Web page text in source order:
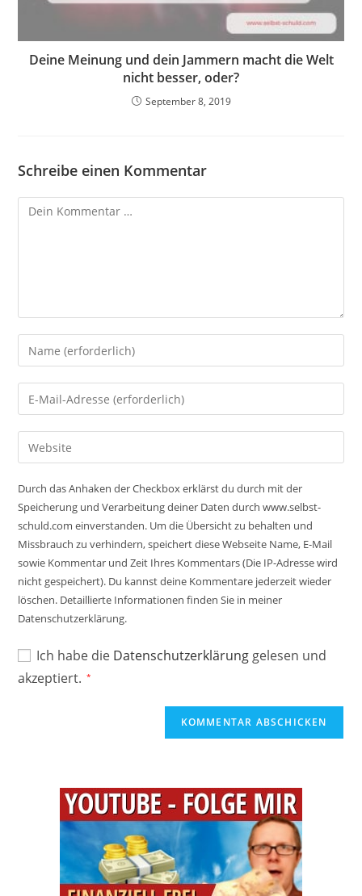
Deine Meinung und dein Jammern macht die Welt
nicht besser, oder?
September 8, 2019
Schreibe einen Kommentar
Kommentar
Gib
deinen
Namen
oder
zum
Kommentieren
ein
Gib
deine
E-
Mail-
zum
Kommentieren
ein
Gib
deine
Website-
URL
ein
(optional)
Durch das Anhaken der Checkbox erklärst du durch mit der
Speicherung und Verarbeitung deiner Daten durch www.selbst-
schuld.com einverstanden. Um die Übersicht zu behalten und
Missbrauch zu verhindern, speichert diese Webseite Name, E-Mail
sowie Kommentar und Zeit Ihres Kommentars (Die IP-Adresse wird
nicht gespeichert). Du kannst deine Kommentare jederzeit wieder
löschen. Detaillierte Informationen finden Sie in meiner
Datenschutzerklärung.
Ich habe die Datenschutzerklärung gelesen und
akzeptiert. *